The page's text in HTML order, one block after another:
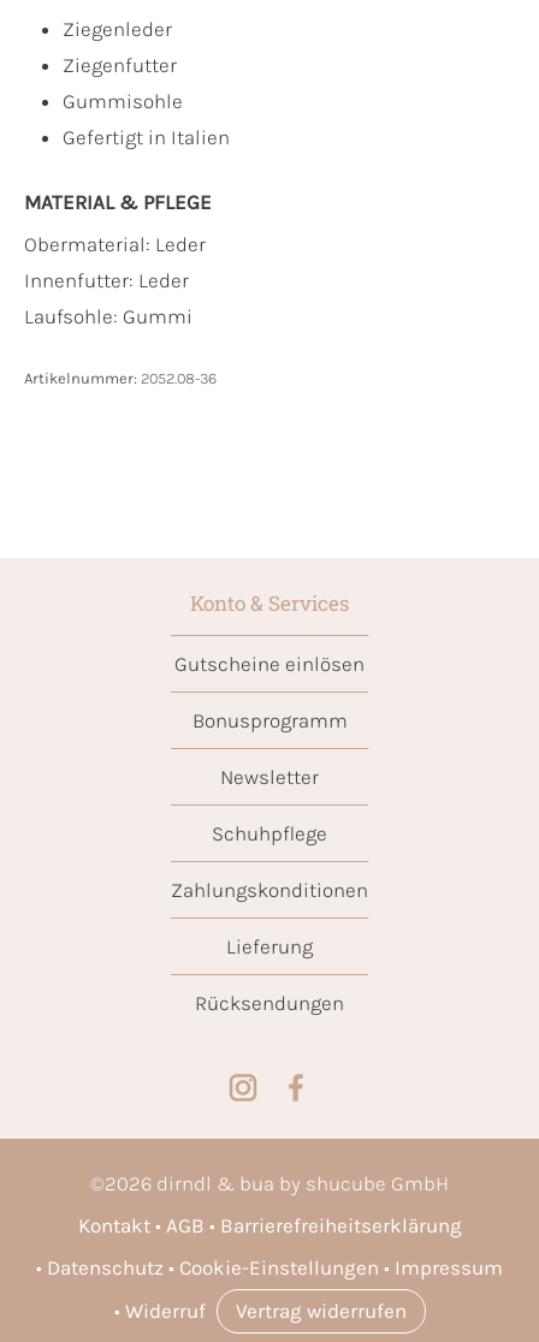
Ziegenleder
Ziegenfutter
Gummisohle
Gefertigt in Italien
MATERIAL & PFLEGE
Obermaterial: Leder
Innenfutter: Leder
Laufsohle: Gummi
Artikelnummer: 2052.08-36
Konto & Services
Gutscheine einlösen
Bonusprogramm
Newsletter
Schuhpflege
Zahlungskonditionen
Lieferung
Rücksendungen
©2026 dirndl & bua by shucube GmbH
Kontakt
AGB
Barrierefreiheitserklärung
Datenschutz
Cookie-Einstellungen
Impressum
Widerruf
Vertrag widerrufen